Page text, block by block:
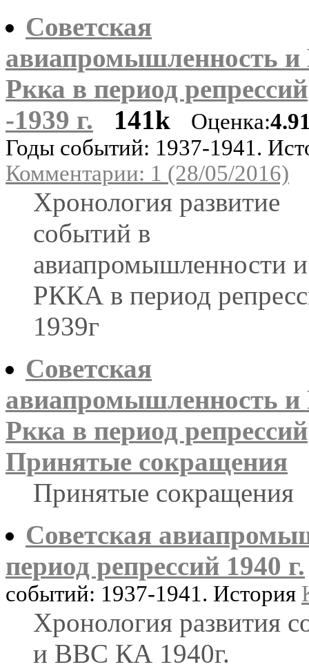
Советская
авиапромышленность и
Ркка в период репрессий
-1939 г.
141k Оценка:
Годы событий: 1937-1941.
Комментарии: 1 (28/05/2016)
Хронология развитие
событий в
авиапромышленности
РККА в период
1939г
Советская
авиапромышленность и
Ркка в период репрессий
Принятые сокращения
Принятые сокращения
Советская
период репрессий 1940 г.
событий: 1937-1941. История
Хронология развития
и ВВС КА 1940г.